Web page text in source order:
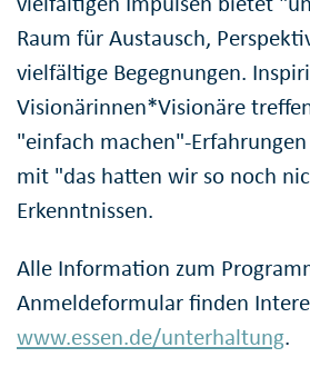
Raum für Austausch,
vielfältige Begegnungen.
Visionärinnen*Visionäre
"einfach machen"-
mit "das hatten wir so noch
Erkenntnissen.
Alle Information zum
Anmeldeformular finden
www.essen.de/unterhaltung.